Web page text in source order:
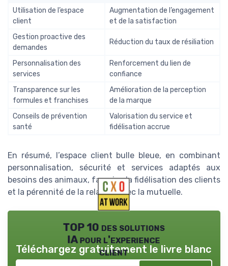
Utilisation de l’espace
client
Augmentation de l’engagement
et de la satisfaction
Gestion proactive des
demandes
Réduction du taux de résiliation
Personnalisation des
services
Renforcement du lien de
confiance
Transparence sur les
formules et franchises
Amélioration de la perception
de la marque
Conseils de prévention
santé
Valorisation du service et
fidélisation accrue
En résumé, l’espace client bulle bleue, en combinant
personnalisation, sécurité et services adaptés aux
besoins des animaux, favorise la fidélisation des clients
et la pérennité de la relation avec la mutuelle.
TOP 10 des solutions
IA pour l'experience
client
Téléchargez gratuitement le livre blanc